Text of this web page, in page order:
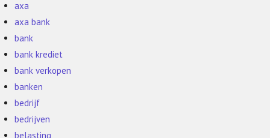
axa
axa bank
bank
bank krediet
bank verkopen
banken
bedrijf
bedrijven
belasting